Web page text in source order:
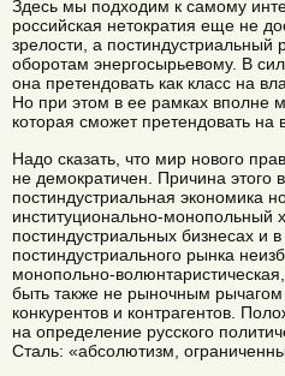
Здесь мы подходим к самому
российская нетократия еще не
зрелости, а постиндустриальный
оборотам энергосырьевому. В
она претендовать как класс на
Но при этом в ее рамках вполне
которая сможет претендовать на
Надо сказать, что мир нового
не демократичен. Причина этого
постиндустриальная экономика
институционально-монопольный
постиндустриальных бизнесах и в
постиндустриального рынка
монопольно-
быть также не рыночным
конкурентов и контрагентов.
на определение русского
Сталь: «абсолютизм,